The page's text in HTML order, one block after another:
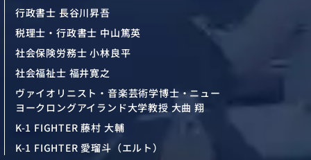
行政書士 長谷川昇吾
税理士・行政書士 中山篤英
社会保険労務士 小林良平
社会福祉士 福井寛之
ヴァイオリニスト・音楽芸術学博士・ニュー
ヨークロングアイランド大学教授 大曲 翔
K-1 FIGHTER 藤村 大輔
K-1 FIGHTER 愛瑠斗（エルト）